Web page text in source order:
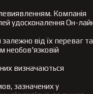
Компанія
удосконалення Он-
залежно від їх переваг та
необов'язковій
визначаються
зазначених у